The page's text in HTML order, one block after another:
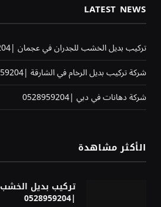
LATEST NEWS
تركيب بديل الخشب للجدران في عجمان |0528959204
شركة تركيب بديل الرخام في الشارقة |0528959204
شركة دهانات في دبي |0528959204
الأكثر مشاهدة
تركيب بديل
|0528959204